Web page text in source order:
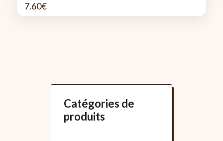
7.60€
Catégories de
produits